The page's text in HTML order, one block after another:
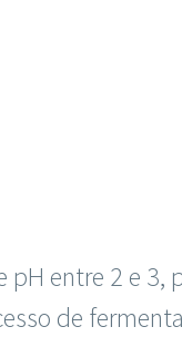
pH entre 2 e
de